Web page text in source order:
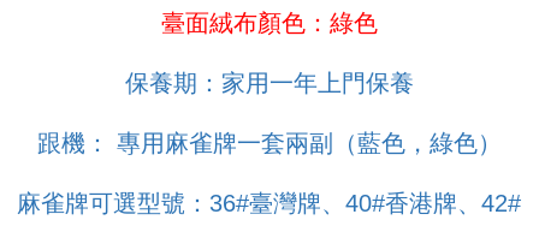
臺面絨布顏色：綠色
保養期：家用一年上門保養
跟機： 專用麻雀牌一套兩副（藍色，綠色）
麻雀牌可選型號：36#臺灣牌、40#香港牌、42#